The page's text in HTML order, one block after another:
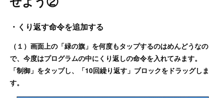
・くり返す命令を追加する
（１）画面上の「緑の旗」を何度もタップするのはめんどうなの
で、今度はプログラムの中にくり返しの命令を入れてみます。
「制御」をタップし、「10回繰り返す」ブロックをドラッグしま
す。